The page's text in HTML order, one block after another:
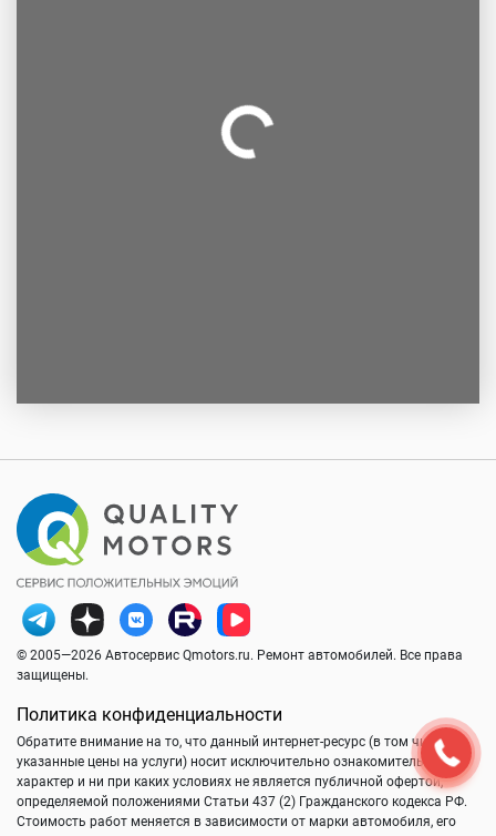
© 2005—2026 Автосервис Qmotors.ru. Ремонт автомобилей. Все права
защищены.
Политика конфиденциальности
Обратите внимание на то, что данный интернет-ресурс (в том числе
указанные цены на услуги) носит исключительно ознакомительный
характер и ни при каких условиях не является публичной офертой,
определяемой положениями Статьи 437 (2) Гражданского кодекса РФ.
Стоимость работ меняется в зависимости от марки автомобиля, его